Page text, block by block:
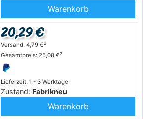
Warenkorb
Lieferzeit: 1 - 3 Werktage
Zustand: Fabrikneu
20,29 €
Versand: 4,79 €2
Gesamtpreis: 25,08 €2
Warenkorb